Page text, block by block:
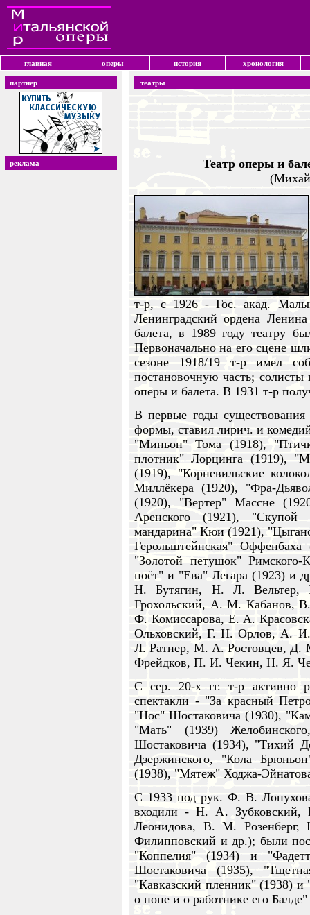
главная оперы история хронология
партнер
реклама
театры
Театр оперы и
т-р, с 1926 - Гос. акад.
Ленинградский ордена
балета, в 1989 году театру
Первоначально на его сцене
сезоне 1918/19 т-р имел
постановочную часть;
оперы и балета. В 1931 т-р
В первые годы
формы, ставил лирич. и
"Миньон" Тома (1918),
плотник" Лорцинга (1919),
(1919), "Корневильские
Миллёкера (1920), "Фра-
(1920), "Вертер" Массне
Аренского (1921),
мандарина" Кюи (1921),
Герольштейнская"
"Золотой петушок"
поёт" и "Ева" Легара (1923) и
Н. Бутягин, Н. Л.
Грохольский, А. М. Кабанов,
Ф. Комиссарова, E. А.
Ольховский, Г. Н. Орлов, А.
Л. Ратнер, М. А. Ростовцев,
Фрейдков, П. И. Чекин, Н. Я.
С сер. 20-х гг. т-р активно
спектакли - "За красный
"Нос" Шостаковича (1930),
"Мать" (1939)
Шостаковича (1934), "Тихий
Дзержинского, "Кола
(1938), "Мятеж" Ходжа-
С 1933 под рук. Ф. В. Лопухова
входили - Н. А.
Леонидова, B. М.
Филипповский и др.); были
"Коппелия" (1934) и
Шостаковича (1935),
"Кавказский пленник" (1938)
о попе и о работнике его